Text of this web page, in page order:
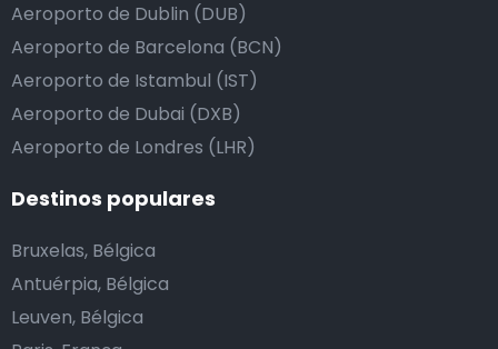
Aeroporto de Dublin (DUB)
Aeroporto de Barcelona (BCN)
Aeroporto de Istambul (IST)
Aeroporto de Dubai (DXB)
Aeroporto de Londres (LHR)
Destinos populares
Bruxelas, Bélgica
Antuérpia, Bélgica
Leuven, Bélgica